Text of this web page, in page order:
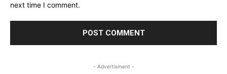
next time I comment.
- Advertisment -